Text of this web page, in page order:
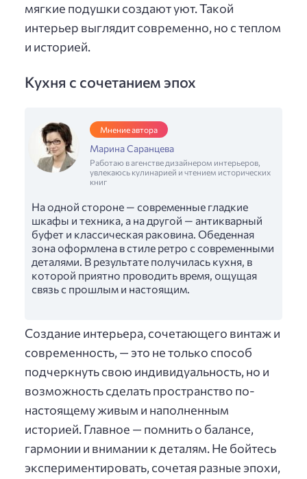
мягкие подушки создают уют. Такой
интерьер выглядит современно, но с теплом
и историей.
Кухня с сочетанием эпох
Мнение автора
Марина Саранцева
Работаю в агенстве дизайнером интерьеров,
увлекаюсь кулинарией и чтением исторических
книг
На одной стороне — современные гладкие
шкафы и техника, а на другой — антикварный
буфет и классическая раковина. Обеденная
зона оформлена в стиле ретро с современными
деталями. В результате получилась кухня, в
которой приятно проводить время, ощущая
связь с прошлым и настоящим.
Создание интерьера, сочетающего винтаж и
современность, — это не только способ
подчеркнуть свою индивидуальность, но и
возможность сделать пространство по-
настоящему живым и наполненным
историей. Главное — помнить о балансе,
гармонии и внимании к деталям. Не бойтесь
экспериментировать, сочетая разные эпохи,